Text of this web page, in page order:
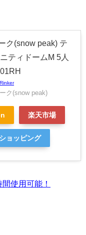
ク(snow peak) テ
ティドームM 5人
Rinker
ク(snow peak)
楽天市場
ョッピング
使用可能！